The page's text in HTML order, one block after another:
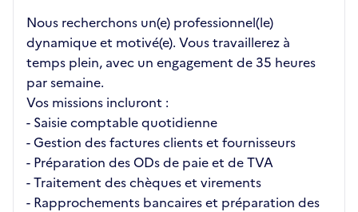
Nous recherchons un(e) professionnel(le)
dynamique et motivé(e). Vous travaillerez à
temps plein, avec un engagement de 35 heures
par semaine.
Vos missions incluront :
- Saisie comptable quotidienne
- Gestion des factures clients et fournisseurs
- Préparation des ODs de paie et de TVA
- Traitement des chèques et virements
- Rapprochements bancaires et préparation des